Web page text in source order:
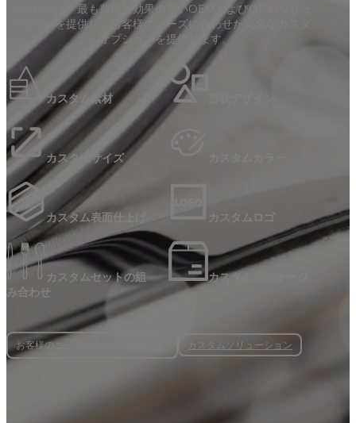
マカレンは、最も費用対効果の高いOEMおよびODMソリュ
ーションを提供し、お客様のニーズに合わせた完全なカスタ
ムオプションを提供します。
カスタム素材
カスタムサイズ
カスタム表面仕上げ カスタムロゴ
カスタムセットの組
み合わせ
カスタムパッケージ
お客様のニーズをお聞かせください カスタムソリューション